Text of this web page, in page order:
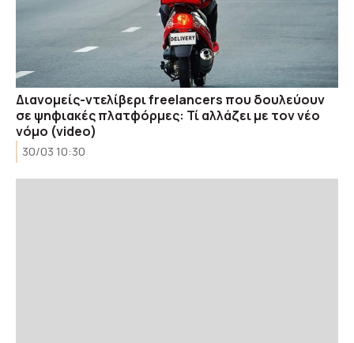
Διανομείς-ντελίβερι freelancers που δουλεύουν
σε ψηφιακές πλατφόρμες: Τί αλλάζει με τον νέο
νόμο (video)
30/03 10:30